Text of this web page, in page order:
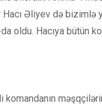
Əliyev də bizimlə
Hacıya bütün
komandanın